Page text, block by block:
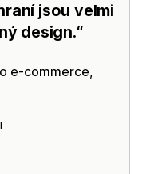
jsou velmi
design.
e-commerce,